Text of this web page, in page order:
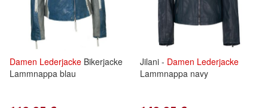
Damen Lederjacke Bikerjacke
Lammnappa blau
Jilani - Damen Lederjacke
Lammnappa navy